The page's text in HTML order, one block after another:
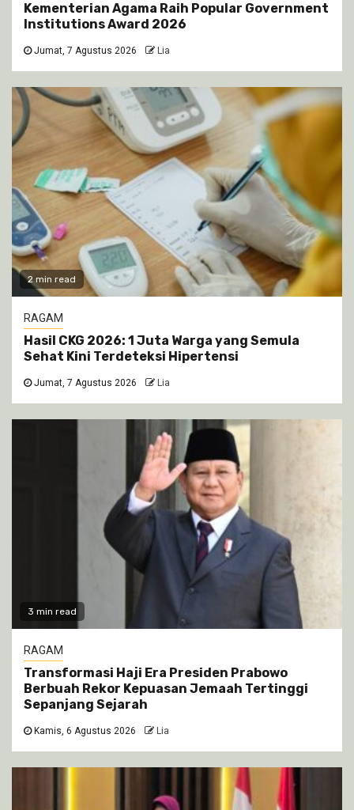
Kementerian Agama Raih Popular Government
Institutions Award 2026
Jumat, 7 Agustus 2026 Lia
2 min read
RAGAM
Hasil CKG 2026: 1 Juta Warga yang Semula
Sehat Kini Terdeteksi Hipertensi
Jumat, 7 Agustus 2026 Lia
3 min read
RAGAM
Transformasi Haji Era Presiden Prabowo
Berbuah Rekor Kepuasan Jemaah Tertinggi
Sepanjang Sejarah
Kamis, 6 Agustus 2026 Lia